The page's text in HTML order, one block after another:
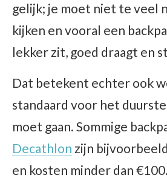
gelijk; je moet niet te veel
kijken en vooral een
lekker zit, goed draagt en
Dat betekent echter ook
standaard voor het
moet gaan. Sommige
Decathlon zijn
en kosten minder dan